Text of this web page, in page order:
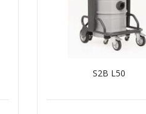
S2B L50